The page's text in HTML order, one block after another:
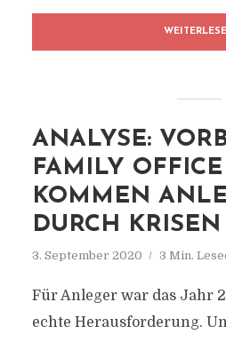
ANALYSE:
FAMILY
KOMMEN
DURCH KRISEN
3. September 2020 3 Min.
Für Anleger war das Jahr
echte Herausforderung.